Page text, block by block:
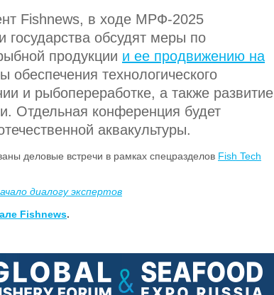
Fishnews, в ходе МРФ-2025
государства обсудят меры по
продукции и ее продвижению на
обеспечения технологического
и рыбопереработке, а также развитие
Отдельная конференция будет
аквакультуры.
деловые встречи в рамках спецразделов Fish Tech
диалогу экспертов
Fishnews.